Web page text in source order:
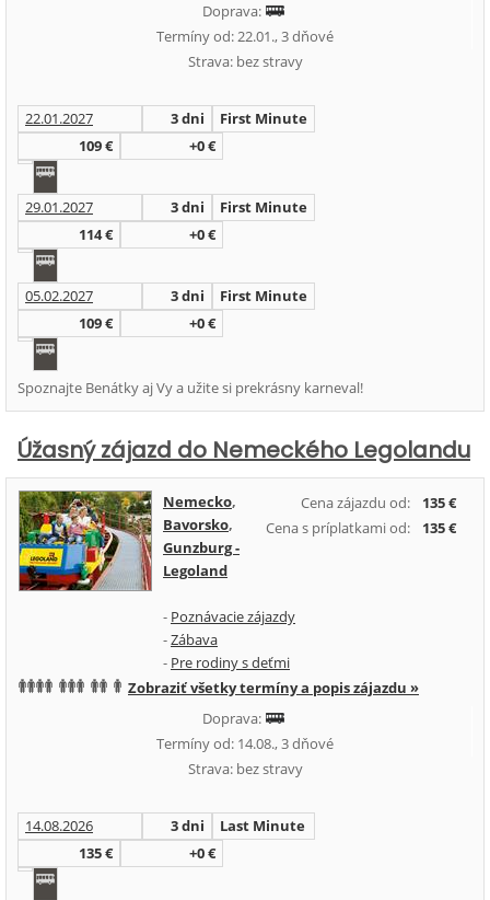
Doprava:
Termíny od: 22.01., 3 dňové
Strava: bez stravy
22.01.2027 3 dni
First Minute
109 €
+0 €
29.01.2027 3 dni
First Minute
114 €
+0 €
05.02.2027 3 dni
First Minute
109 €
+0 €
Spoznajte Benátky aj Vy a užite si prekrásny karneval!
Úžasný zájazd do Nemeckého Legolandu
Cena zájazdu od:
135 €
Cena s príplatkami od:
135 €
Nemecko,
Bavorsko,
Gunzburg -
Legoland
- Poznávacie zájazdy
-Zábava
- Pre rodiny s deťmi
Zobraziť všetky termíny a popis zájazdu »
Doprava:
Termíny od: 14.08., 3 dňové
Strava: bez stravy
14.08.2026 3 dni
Last Minute
135 €
+0 €